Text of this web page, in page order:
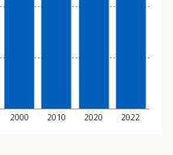
2000 2010 2020 2022